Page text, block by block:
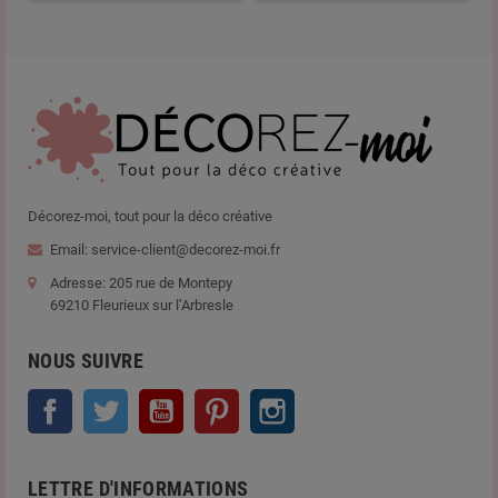
Décorez-moi, tout pour la déco créative
Email: service-client@decorez-moi.fr
Adresse: 205 rue de Montepy
69210 Fleurieux sur l’Arbresle
NOUS SUIVRE
Facebook Twitter YouTube Pinterest
LETTRE D'INFORMATIONS